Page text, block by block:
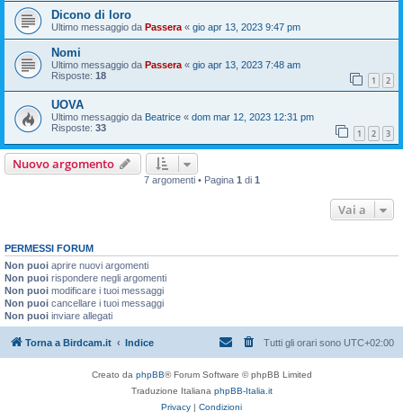
Dicono di loro
Ultimo messaggio da Passera « gio apr 13, 2023 9:47 pm
Nomi
Ultimo messaggio da Passera « gio apr 13, 2023 7:48 am
Risposte: 18 1 2
UOVA
Ultimo messaggio da Beatrice « dom mar 12, 2023 12:31 pm
Risposte: 33 1 2 3
Nuovo argomento
7 argomenti • Pagina 1 di 1
Vai a
PERMESSI FORUM
Non puoi aprire nuovi argomenti
Non puoi rispondere negli argomenti
Non puoi modificare i tuoi messaggi
Non puoi cancellare i tuoi messaggi
Non puoi inviare allegati
Torna a Birdcam.it Indice Tutti gli orari sono UTC+02:00
Creato da phpBB® Forum Software © phpBB Limited
Traduzione Italiana phpBB-Italia.it
Privacy
Condizioni